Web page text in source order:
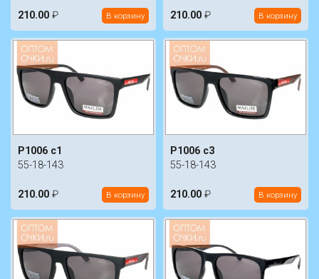
210.00 ₽ В корзину 210.00 ₽ В корзину
P1006 c1
55-18-143
210.00 ₽ В корзину
P1006 c3
55-18-143
210.00 ₽ В корзину